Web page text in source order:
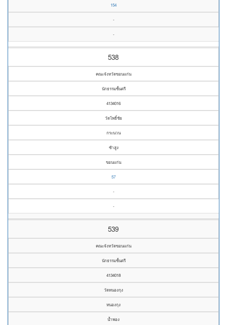
154
-
-
538
คณะจังหวัดขอนแก่น
นักธรรมชั้นตรี
4134016
วัดโพธิ์ชัย
กระนวน
ซำสูง
ขอนแก่น
57
-
-
539
คณะจังหวัดขอนแก่น
นักธรรมชั้นตรี
4134018
วัดหนองกุง
หนองกุง
น้ำพอง